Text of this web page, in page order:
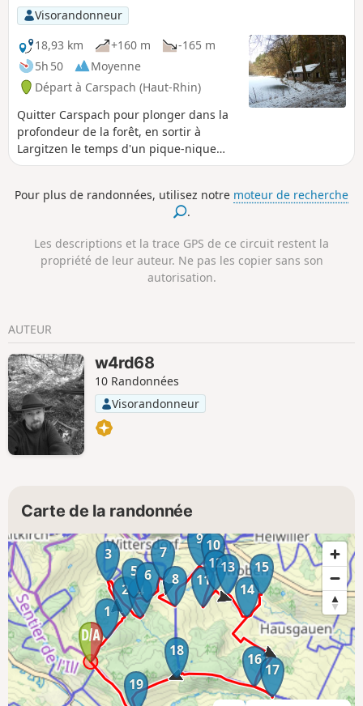
Visorandonneur
18,93 km
+160 m
-165 m
5h 50
Moyenne
Départ à Carspach (Haut-Rhin)
Quitter Carspach pour plonger dans la
profondeur de la forêt, en sortir à
Largitzen le temps d'un pique-nique
avec point de vue. Cette randonnée
remarquables de ce vaste domaine
forestier. Prévoir la journée même si le
Pour plus de randonnées, utilisez notre moteur de recherche
.
Les descriptions et la trace GPS de ce circuit restent la
propriété de leur auteur. Ne pas les copier sans son
autorisation.
AUTEUR
w4rd68
10 Randonnées
Visorandonneur
Carte de la randonnée
1
2
3
4
5 6
7
8
9 10
11
1213
14
15
16
17
18
19